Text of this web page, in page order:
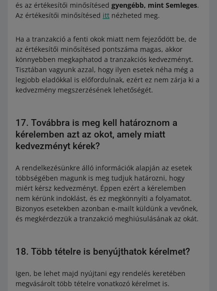
és az értékesítői minősítésed gyengébb, mint Semleges.
Az értékesítői minősítésed itt nézheted meg.
Ha a tranzakció a fenti okok miatt nem fejeződött be, de
az értékesítői minősítésed pontszáma magas, akkor
könnyebben megkaphatod a tranzakciós kedvezményt.
Tisztában vagyunk azzal, hogy ilyen esetek néha még a
legjobb eladókkal is előfordulnak, ezért ez nem zárja ki a
kedvezmény megszerzésének lehetőségét.
17. Továbbra is meg kell határoznom a
kérelemben azt az okot, amely miatt
kedvezményt kérek?
A rendelkezésünkre álló információk alapján az esetek
többségében magunk is meg tudjuk határozni, hogy
miért kérsz kedvezményt. Éppen ezért a kérelemben
nem kérünk indoklást, és ez megkönnyíti a folyamatot.
Bizonyos esetekben azonban e-mailt küldünk a vevőnek,
és megkérdezzük a tranzakció meghiúsulásának az okát.
18. Több tételre is benyújthatok kérelmet?
Igen, be lehet majd nyújtani egy rendelés keretében
megvásárolt több tételre vonatkozó kérelmet is.